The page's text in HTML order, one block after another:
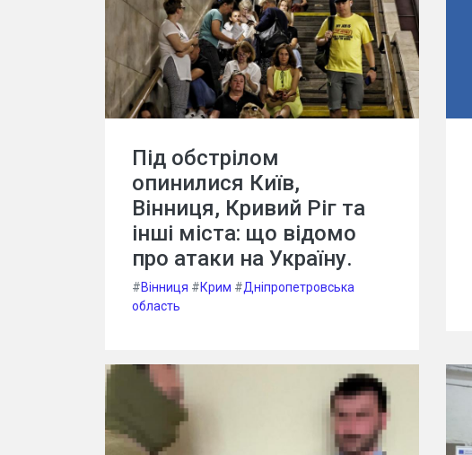
Під обстрілом
опинилися Київ,
Вінниця, Кривий Ріг та
інші міста: що відомо
про атаки на Україну.
#Вінниця #Крим #Дніпропетровська
область